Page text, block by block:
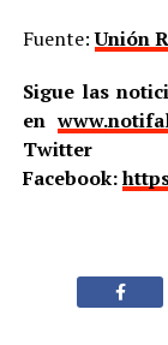
Fuente:Unión
Sigue las
en
Facebook: